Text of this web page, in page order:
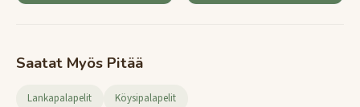
Saatat Myös Pitää
Lankapalapelit Köysipalapelit